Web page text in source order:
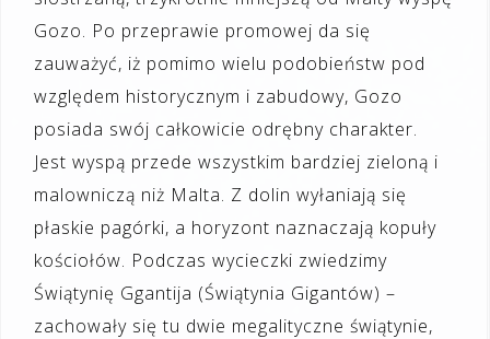
Gozo. Po przeprawie promowej da się
zauważyć, iż pomimo wielu podobieństw pod
względem historycznym i zabudowy, Gozo
posiada swój całkowicie odrębny charakter.
Jest wyspą przede wszystkim bardziej zieloną i
malowniczą niż Malta. Z dolin wyłaniają się
płaskie pagórki, a horyzont naznaczają kopuły
kościołów. Podczas wycieczki zwiedzimy
Świątynię Ggantija (Świątynia Gigantów) –
zachowały się tu dwie megalityczne świątynie,